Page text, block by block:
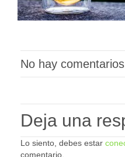
No hay comentarios
Deja una
Lo siento, debes estar
comentario.